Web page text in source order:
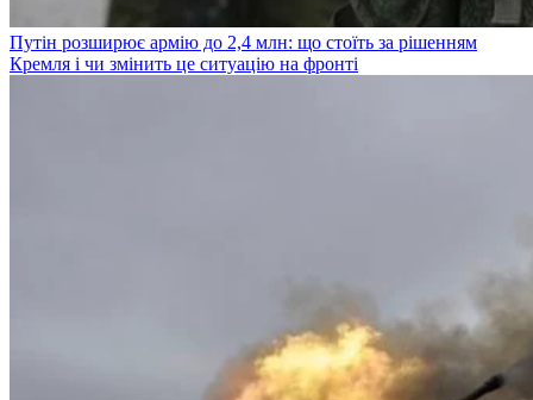
Путін розширює армію до 2,4 млн: що стоїть за рішенням
Кремля і чи змінить це ситуацію на фронті